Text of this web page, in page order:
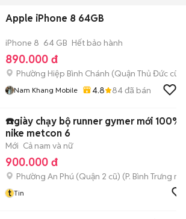
Apple iPhone 8 64GB
iPhone 8 64 GB Hết bảo hành
890.000 đ
Phường Hiệp Bình Chánh (Quận Thủ Đức cũ)
Nam Khang Mobile 4.8 84đã bán
☎️giày chạy bộ runner gymer mới 100%
nike metcon 6
Mới Cả nam và nữ
900.000 đ
Phường An Phú (Quận 2 cũ) (P. Bình Trưng
t Tin